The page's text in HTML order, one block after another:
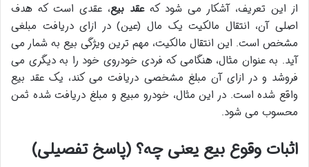
از این تعریف، آشکار می شود کهعقد بیع، عقدی است که هدف
اصلی آن، انتقال مالکیت یک مال (عین) در ازای دریافت مبلغی
مشخص است. این انتقال مالکیت، مهم ترین ویژگی بیع به شمار می
آید. به عنوان مثال، هنگامی که فردی خودروی خود را به دیگری می
فروشد و در ازای آن مبلغ مشخصی دریافت می کند، یک عقد بیع
واقع شده است. در این مثال، خودرو مبیع و مبلغ دریافت شده ثمن
محسوب می شود.
اثبات وقوع بیع یعنی چه؟ (پاسخ تفصیلی)